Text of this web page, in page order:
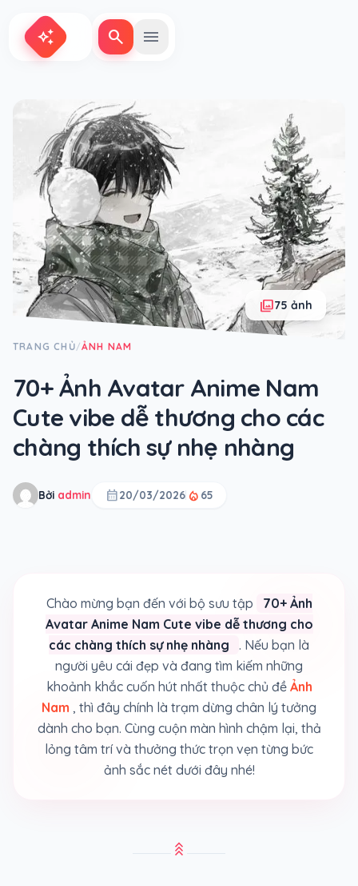
auto_awesome search menu
TRANG CHỦ/ẢNH NAM
70+ Ảnh Avatar Anime Nam
Cute vibe dễ thương cho các
chàng thích sự nhẹ nhàng
Bởi admin calendar_month20/03/2026 local_fire_department 65
photo_library75 ảnh
Chào mừng bạn đến với bộ sưu tập
70+ Ảnh
Avatar Anime Nam Cute vibe dễ thương cho
các chàng thích sự nhẹ nhàng
. Nếu bạn là
người yêu cái đẹp và đang tìm kiếm những
khoảnh khắc cuốn hút nhất thuộc chủ đề Ảnh
Nam , thì đây chính là trạm dừng chân lý tưởng
dành cho bạn. Cùng cuộn màn hình chậm lại, thả
lỏng tâm trí và thưởng thức trọn vẹn từng bức
ảnh sắc nét dưới đây nhé!
stat_3